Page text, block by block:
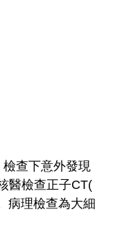
查下意外發現
醫檢查正子CT(
病理檢查為大細